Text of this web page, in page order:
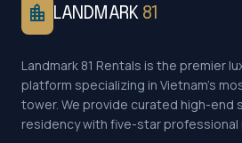
location_city LANDMARK 81
Landmark 81 Rentals is the premier
platform specializing in Vietnam's
tower. We provide curated high-end
residency with five-star professional